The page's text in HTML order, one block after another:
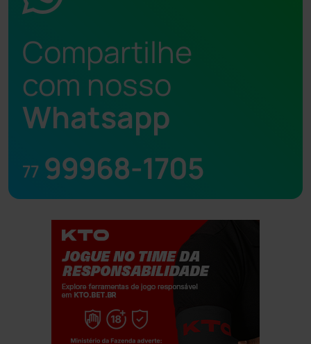
Compartilhe
com nosso
Whatsapp
77 99968-1705